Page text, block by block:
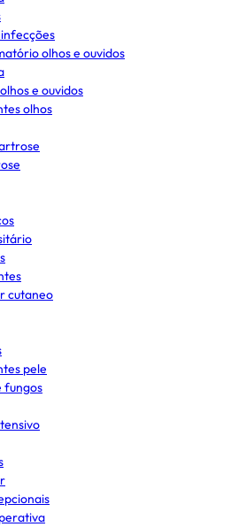
olhos e ouvidos
e ouvidos
olhos
cutaneo
pele
fungos